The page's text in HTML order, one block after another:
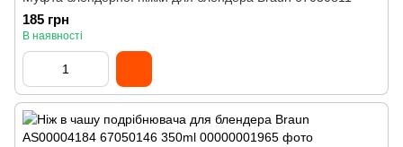
185 грн
В наявності